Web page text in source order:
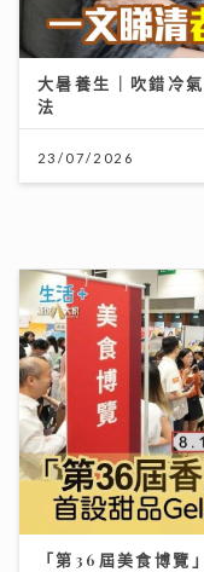
大暑養生｜吹錯冷
法
23/07/2026
「第36屆美食博覽
Gelato主題＋寵物
06/08/2026